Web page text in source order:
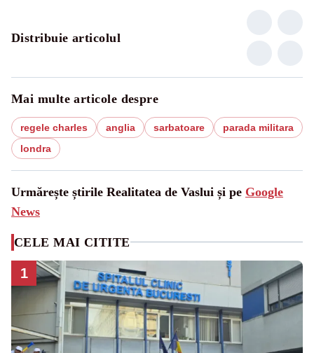
Distribuie articolul
Mai multe articole despre
regele charles anglia sarbatoare
parada militara
londra
Urmărește știrile Realitatea de Vaslui și pe Google
News
CELE MAI CITITE
1